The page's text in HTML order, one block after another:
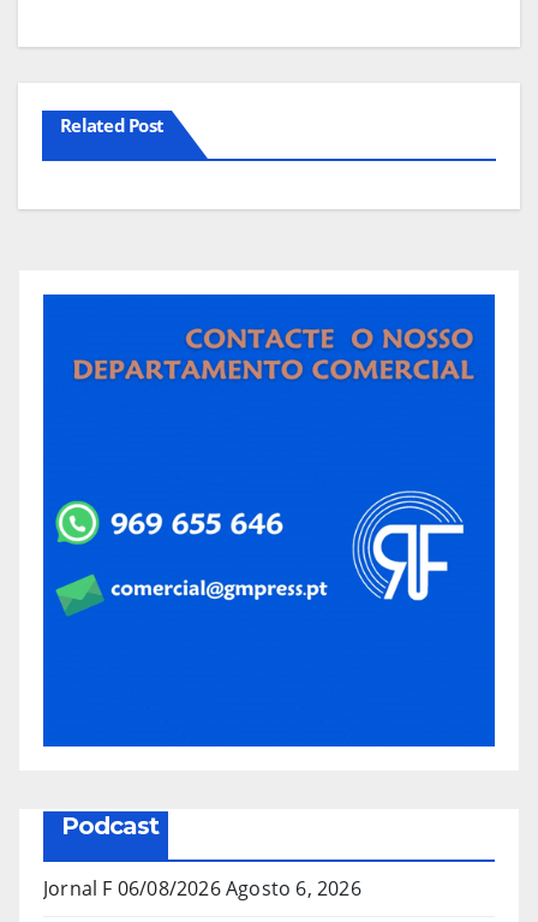
Related Post
Podcast
Jornal F 06/08/2026Agosto 6, 2026